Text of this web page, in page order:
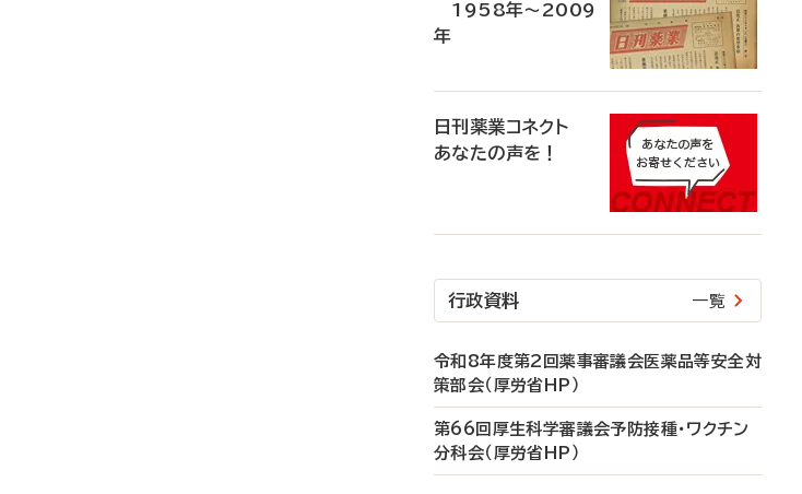
1958年～2009
年
日刊薬業コネクト
あなたの声を！
行政資料 一覧
令和8年度第2回薬事審議会医薬品等安全対
策部会（厚労省HP）
第66回厚生科学審議会予防接種・ワクチン
分科会（厚労省HP）